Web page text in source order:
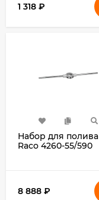
1 318 ₽
Набор для полива
Raco 4260-55/590
8 888 ₽